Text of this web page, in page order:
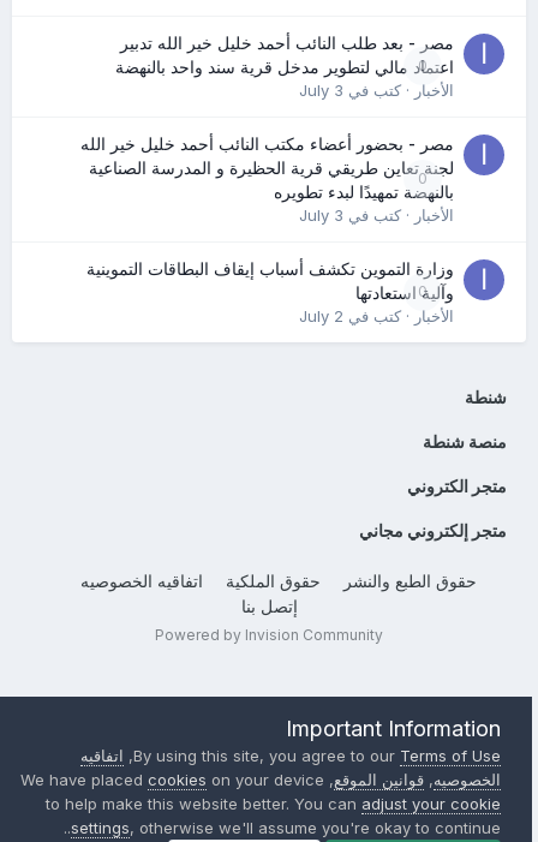
0
مصر - بعد طلب النائب أحمد خليل خير الله تدبير
اعتماد مالي لتطوير مدخل قرية سند واحد بالنهضة
الأخبار· كتب في July 3
0
مصر - بحضور أعضاء مكتب النائب أحمد خليل خير الله
لجنة تعاين طريقي قرية الحظيرة و المدرسة الصناعية
بالنهضة تمهيدًا لبدء تطويره
الأخبار· كتب في July 3
0
وزارة التموين تكشف أسباب إيقاف البطاقات التموينية
وآلية استعادتها
الأخبار· كتب في July 2
شنطة
منصة شنطة
متجر الكتروني
متجر إلكتروني مجاني
حقوق الطبع والنشر حقوق الملكية
اتفاقيه الخصوصيه
إتصل بنا
Powered by Invision Community
Important Information
By using this site, you agree to ourTerms of Use
, اتفاقيه
الخصوصيه, قوانين الموقع, We have placed
cookies on your device
to help make this website better. You canadjust your cookie
settings , otherwise we'll assume you're okay to continue..